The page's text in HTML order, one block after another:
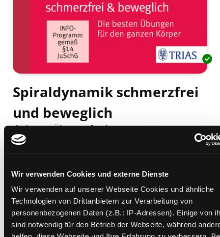
Wir verwenden Cookies und externe Dienste
Wir verwenden auf unserer Webseite Cookies und ähnliche
Technologien von Drittanbietern zur Verarbeitung von
personenbezogenen Daten (z.B.: IP-Adressen). Einige von
sind notwendig für den Betrieb der Webseite, während
Spiraldynamik schmerzfrei
und beweglich
die besten Übungen für den ganzen Körper
Mediengruppe:
Beschreibung ein-/ausblenden
Mehr Informationen ein-/ausblenden